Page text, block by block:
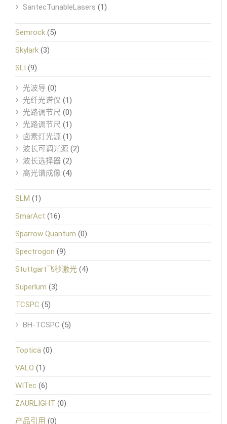
SantecTunableLasers (1)
Semrock (5)
Skylark (3)
SLI (9)
光波导 (0)
光纤光谱仪 (1)
光路调节尺 (0)
光路调节尺 (1)
卤素灯光源 (1)
波长可调光源 (2)
波长选择器 (2)
高光谱成像 (4)
SLM (1)
SmarAct (16)
Sparrow Quantum (0)
Spectrogon (9)
Stuttgart飞秒激光 (4)
Superlum (3)
TCSPC (5)
BH-TCSPC (5)
Toptica (0)
VALO (1)
WITec (6)
ZAURLIGHT (0)
产品引用 (0)